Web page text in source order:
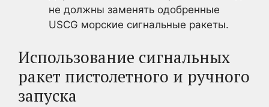
не должны заменять одобренные
USCG морские сигнальные ракеты.
Использование сигнальных
ракет пистолетного и ручного
запуска